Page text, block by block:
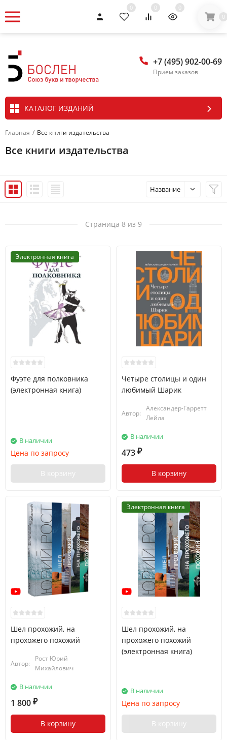
0 0
0
0
+7 (495) 902-00-69
Прием заказов
КАТАЛОГ ИЗДАНИЙ
Главная / Все книги издательства
Все книги издательства
Название
Страница 8 из 9
Электронная книга
Фуэте для полковника
(электронная книга)
В наличии
Цена по запросу
В корзину
Четыре столицы и один
любимый Шарик
Автор:
Александер-Гарретт
Лейла
В наличии
473 ₽
В корзину
Шел прохожий, на
прохожего похожий
Автор:
Рост Юрий
Михайлович
В наличии
1 800 ₽
В корзину
Электронная книга
Шел прохожий, на
прохожего похожий
(электронная книга)
В наличии
Цена по запросу
В корзину